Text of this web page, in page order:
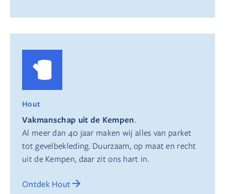
Hout
Vakmanschap uit de Kempen.
Al meer dan 40 jaar maken wij alles van parket
tot gevelbekleding. Duurzaam, op maat en recht
uit de Kempen, daar zit ons hart in.
Ontdek Hout